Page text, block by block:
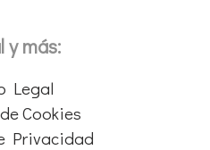
y más:
Legal
Cookies
Privacidad